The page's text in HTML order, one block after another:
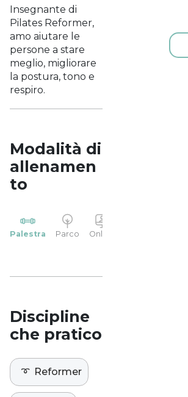
Insegnante di
Pilates Reformer,
amo aiutare le
persone a stare
meglio, migliorare
la postura, tono e
respiro.
Modalità di
allenamen
to
Palestra Parco Online
Discipline
che pratico
➰ Reformer